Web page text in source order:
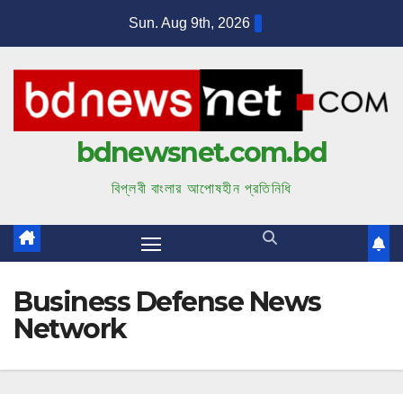
n
Sun. Aug 9th, 2026
bdnewsnet.com.bd
বিপ্লবী বাংলার আপোষহীন প্রতিনিধি
Business Defense News
Network